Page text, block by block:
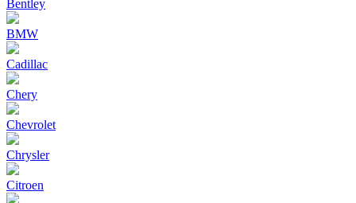
Bentley
BMW
Cadillac
Chery
Chevrolet
Chrysler
Citroen